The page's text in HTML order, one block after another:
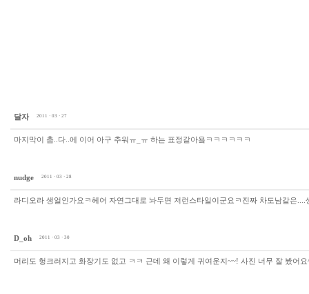
달자 2011 · 03 · 27
마지막이 춥..다..에 이어 아구 추워ㅠ_ㅠ 하는 표정같아욬ㅋㅋㅋㅋㅋㅋ
nudge 2011 · 03 · 28
라디오라 생얼인가요ㅋ헤어 자연그대로 놔두면 저런스타일이군요ㅋ진짜 차도남같은
D_oh 2011 · 03 · 30
머리도 헝크러지고 화장기도 없고 ㅋㅋ 근데 왜 이렇게 귀여운지~~! 사진 너무 잘 봤어